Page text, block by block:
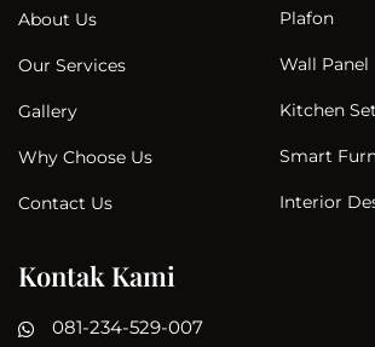
About Us
Our Services
Gallery
Why Choose Us
Contact Us
Plafon
Wall Panel
Kitchen Set
Smart
Interior
Kontak Kami
081-234-529-007